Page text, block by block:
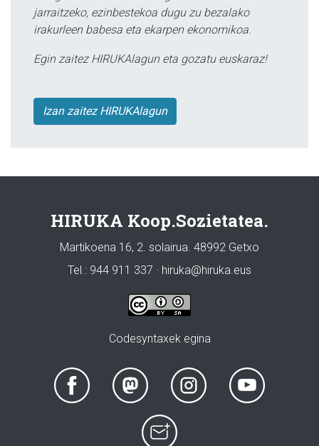
jarraitzeko, ezinbestekoa dugu zu bezalako
irakurleen babesa eta ekarpen ekonomikoa.
Egin zaitez HIRUKAlagun eta gozatu euskaraz!
Izan zaitez HIRUKAlagun
HIRUKA Koop.Sozietatea.
Martikoena 16, 2. solairua. 48992 Getxo
Tel.: 944 911 337 · hiruka@hiruka.eus
Codesyntaxek egina